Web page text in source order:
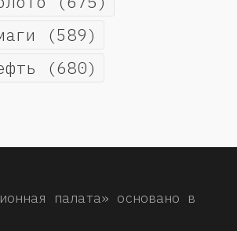
(589)
(680)
палата» основано в